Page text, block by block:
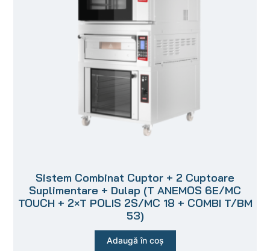
Sistem Combinat Cuptor + 2 Cuptoare
Suplimentare + Dulap (T ANEMOS 6E/MC
TOUCH + 2×T POLIS 2S/MC 18 + COMBI T/BM
53)
Adaugă în coș